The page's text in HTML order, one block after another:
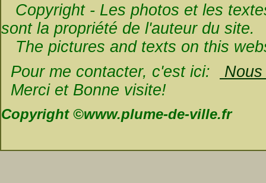
Copyright - Les photos et les
sont la propriété de l'auteur du site.
The pictures and texts on this
Pour me contacter, c'est ici:
Merci et Bonne visite!
Copyright ©www.plume-de-ville.fr